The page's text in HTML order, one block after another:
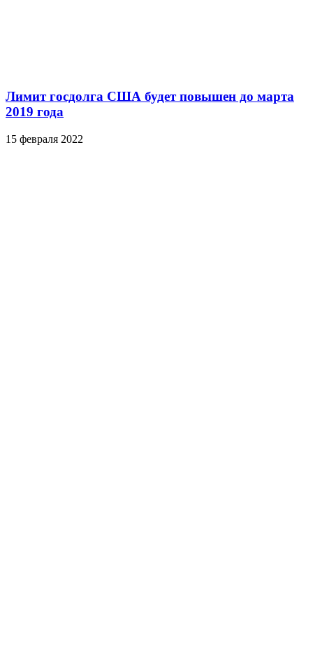
Лимит госдолга США будет повышен до марта
2019 года‍
15 февраля 2022